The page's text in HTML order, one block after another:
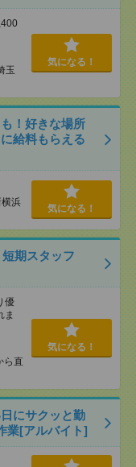
玉
気になる！
！好きな場所
給料もらえる
浜
気になる！
短期スタッフ
優
ま
ら直
気になる！
にサクッと勤
業[アルバイト]